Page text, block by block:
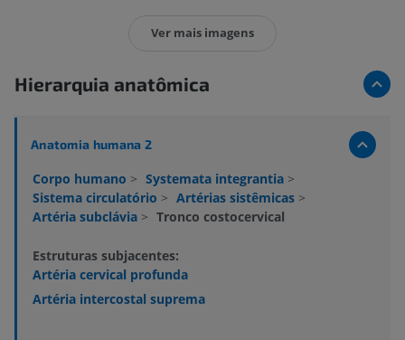
Ver mais imagens
Hierarquia anatômica
Anatomia humana 2
Corpo humano > Systemata integrantia >
Sistema circulatório > Artérias sistêmicas >
Artéria subclávia > Tronco costocervical
Estruturas subjacentes:
Artéria cervical profunda
Artéria intercostal suprema